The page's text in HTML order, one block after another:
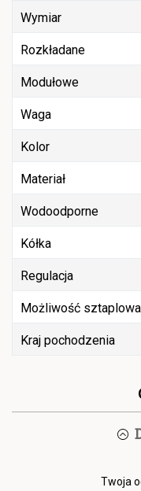
Wymiar
Rozkładane
Modułowe
Waga
Kolor
Materiał
Wodoodporne
Kółka
Regulacja
Możliwość
Kraj pochodzenia
Twoja